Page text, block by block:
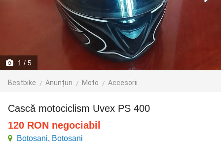
1 / 5
Bestbike Anunțuri Moto Accesorii
Cască motociclism Uvex PS 400
120 RON negociabil
Botosani, Botosani